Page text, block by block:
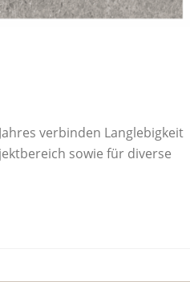
verbinden Langlebigkeit
sowie für diverse